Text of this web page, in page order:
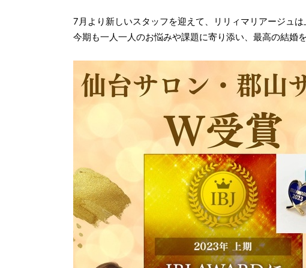
7月より新しいスタッフを迎えて、リリィマリアージュは
今期も一人一人のお悩みや課題に寄り添い、最高の結婚